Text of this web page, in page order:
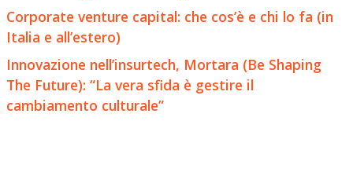
Corporate venture capital: che cos’è e chi lo fa (in
Italia e all’estero)
Innovazione nell’insurtech, Mortara (Be Shaping
The Future): “La vera sfida è gestire il
cambiamento culturale”